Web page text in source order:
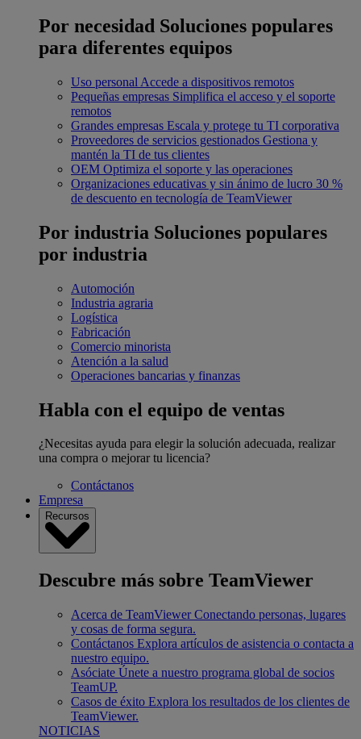
Por necesidad Soluciones populares
para diferentes equipos
Uso personal Accede a dispositivos remotos
Pequeñas empresas Simplifica el acceso y el soporte
remotos
Grandes empresas Escala y protege tu TI corporativa
Proveedores de servicios gestionados Gestiona y
mantén la TI de tus clientes
OEM Optimiza el soporte y las operaciones
Organizaciones educativas y sin ánimo de lucro 30 %
de descuento en tecnología de TeamViewer
Por industria Soluciones populares
por industria
Automoción
Industria agraria
Logística
Fabricación
Comercio minorista
Atención a la salud
Operaciones bancarias y finanzas
Habla con el equipo de ventas
¿Necesitas ayuda para elegir la solución adecuada, realizar
una compra o mejorar tu licencia?
Contáctanos
Empresa
Recursos
Descubre más sobre TeamViewer
Acerca de TeamViewer Conectando personas, lugares
y cosas de forma segura.
Contáctanos Explora artículos de asistencia o contacta a
nuestro equipo.
Asóciate Únete a nuestro programa global de socios
TeamUP.
Casos de éxito Explora los resultados de los clientes de
TeamViewer.
NOTICIAS